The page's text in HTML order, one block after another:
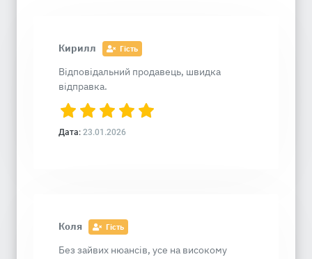
Кирилл Гість
Відповідальний продавець, швидка
відправка.
Дата: 23.01.2026
Коля Гість
Без зайвих нюансів, усе на високому